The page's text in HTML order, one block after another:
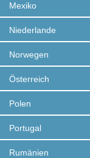
Mexiko
Niederlande
Norwegen
Österreich
Polen
Portugal
Rumänien